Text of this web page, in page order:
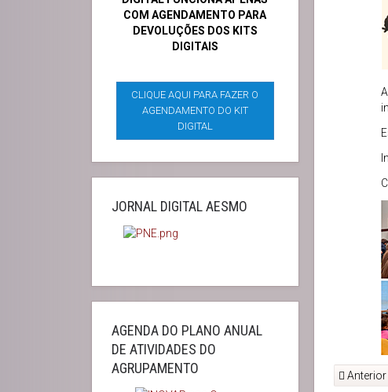
Anterior
COM AGENDAMENTO PARA
DEVOLUÇÕES DOS KITS
DIGITAIS
CLIQUE AQUI PARA FAZER O
AGENDAMENTO DO KIT
DIGITAL
JORNAL DIGITAL AESMO
AGENDA DO PLANO ANUAL
DE ATIVIDADES DO
AGRUPAMENTO